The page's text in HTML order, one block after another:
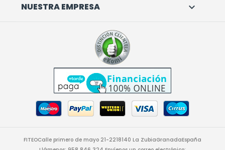
NUESTRA EMPRESA 
FITEOCalle primero de mayo 21-2218140 La ZubiaGranadaEspaña